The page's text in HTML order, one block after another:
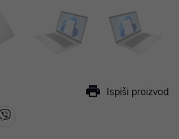
Ispiši proizvod